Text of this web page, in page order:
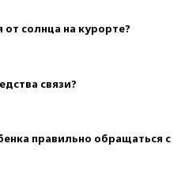
от солнца на курорте?
связи?
правильно обращаться с